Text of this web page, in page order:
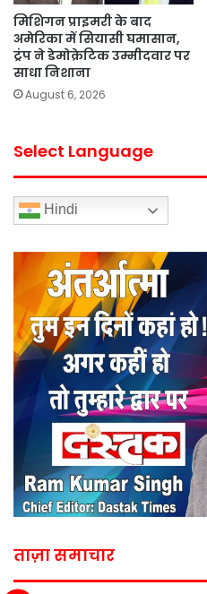
मिशिगन प्राइमरी के बाद
अमेरिका में सियासी घमासान,
ट्रंप ने डेमोक्रेटिक उम्मीदवार पर
साधा निशाना
August 6, 2026
Select Language
Hindi
ताज़ा समाचार